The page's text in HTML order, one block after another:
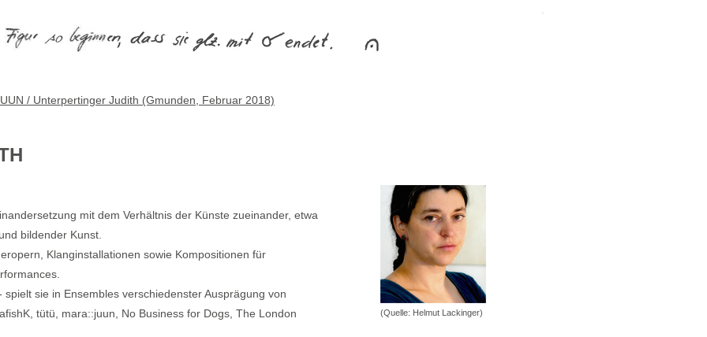
/ Unterpertinger Judith (Gmunden, Februar 2018)
mit dem Verhältnis der Künste zueinander, etwa
bildender Kunst.
Klanginstallationen sowie Kompositionen für
sie in Ensembles verschiedenster Ausprägung von
tütü, mara::juun, No Business for Dogs, The London
(Quelle: Helmut Lackinger)